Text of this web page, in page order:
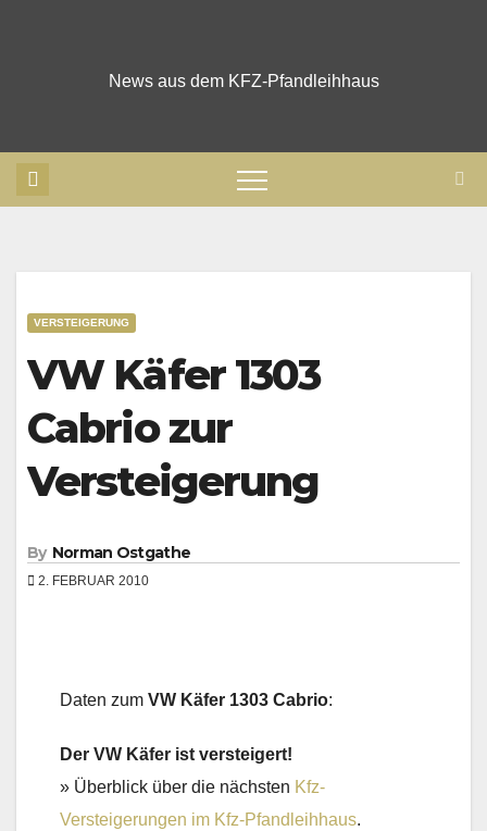
News aus dem KFZ-Pfandleihhaus
VERSTEIGERUNG
VW Käfer 1303
Cabrio zur
Versteigerung
By Norman Ostgathe
2. FEBRUAR 2010
Daten zum VW Käfer 1303 Cabrio:
Der VW Käfer ist versteigert!
» Überblick über die nächsten Kfz-
Versteigerungen im Kfz-Pfandleihhaus.